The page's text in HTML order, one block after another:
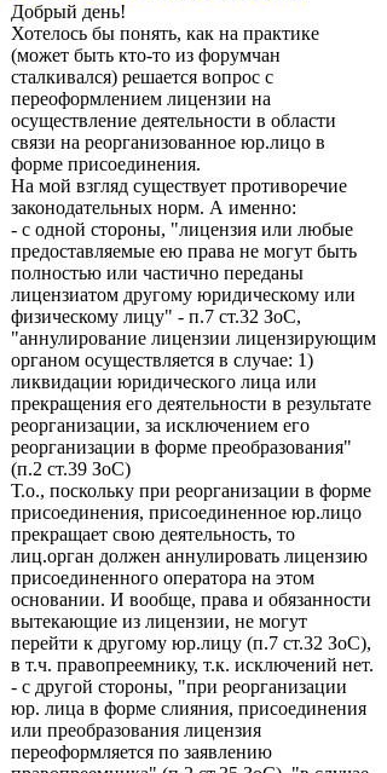
Добрый день!
Хотелось бы понять, как на практике
(может быть кто-то из форумчан
сталкивался) решается вопрос с
переоформлением лицензии на
осуществление деятельности в области
связи на реорганизованное юр.лицо в
форме присоединения.
На мой взгляд существует противоречие
законодательных норм. А именно:
- с одной стороны, "лицензия или любые
предоставляемые ею права не могут быть
полностью или частично переданы
лицензиатом другому юридическому или
физическому лицу" - п.7 ст.32 ЗоС,
"аннулирование лицензии лицензирующим
органом осуществляется в случае: 1)
ликвидации юридического лица или
прекращения его деятельности в результате
реорганизации, за исключением его
реорганизации в форме преобразования"
(п.2 ст.39 ЗоС)
Т.о., поскольку при реорганизации в форме
присоединения, присоединенное юр.лицо
прекращает свою деятельность, то
лиц.орган должен аннулировать лицензию
присоединенного оператора на этом
основании. И вообще, права и обязанности
вытекающие из лицензии, не могут
перейти к другому юр.лицу (п.7 ст.32 ЗоС),
в т.ч. правопреемнику, т.к. исключений нет.
- с другой стороны, "при реорганизации
юр. лица в форме слияния, присоединения
или преобразования лицензия
переоформляется по заявлению